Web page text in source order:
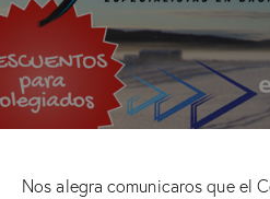
Nos alegra comunicaros que el